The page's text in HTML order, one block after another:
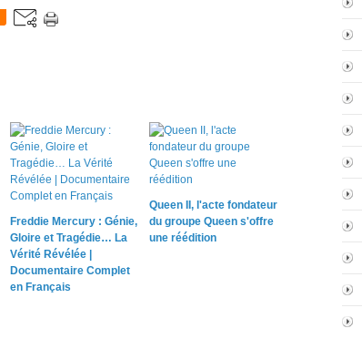
Freddie Mercury : Génie,
Gloire et Tragédie… La
Vérité Révélée |
Documentaire Complet
en Français
Queen II, l'acte fondateur
du groupe Queen s'offre
une réédition